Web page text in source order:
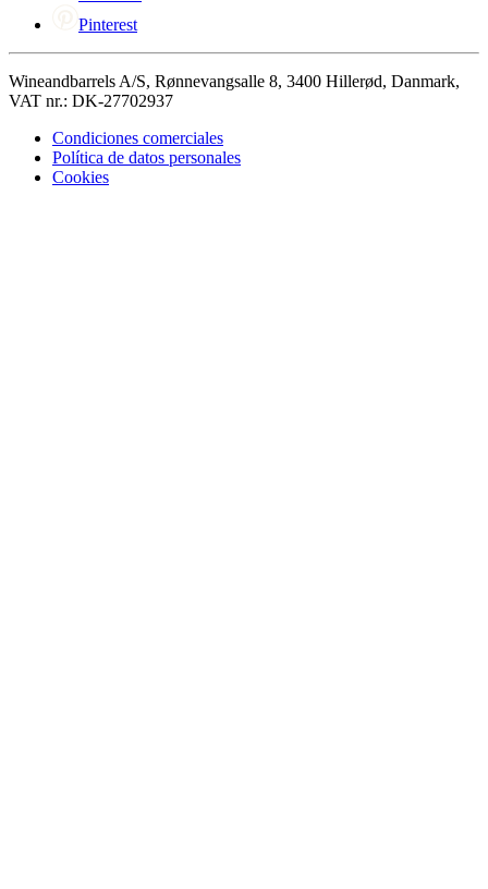
Pinterest
Wineandbarrels A/S, Rønnevangsalle 8, 3400 Hillerød, Danmark,
VAT nr.: DK-27702937
Condiciones comerciales
Política de datos personales
Cookies